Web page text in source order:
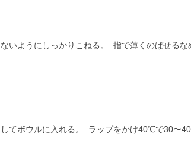
いようにしっかりこねる。 指で薄くのばせる
てボウルに入れる。 ラップをかけ40℃で30〜